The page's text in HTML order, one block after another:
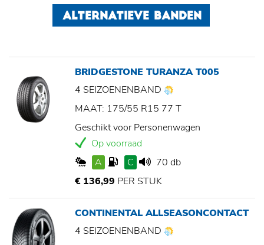
ALTERNATIEVE BANDEN
BRIDGESTONE TURANZA T005
4 SEIZOENENBAND
MAAT: 175/55 R15 77 T
Geschikt voor Personenwagen
Op voorraad
A
C
70 db
€ 136,99 PER STUK
CONTINENTAL ALLSEASONCONTACT
4 SEIZOENENBAND